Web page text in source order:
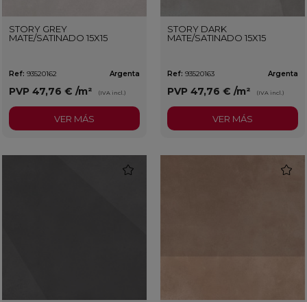
STORY GREY
MATE/SATINADO 15X15
Ref: 93520162 Argenta
PVP 47,76 € /m² (IVA incl.)
VER MÁS
STORY DARK
MATE/SATINADO 15X15
Ref: 93520163 Argenta
PVP 47,76 € /m² (IVA incl.)
VER MÁS